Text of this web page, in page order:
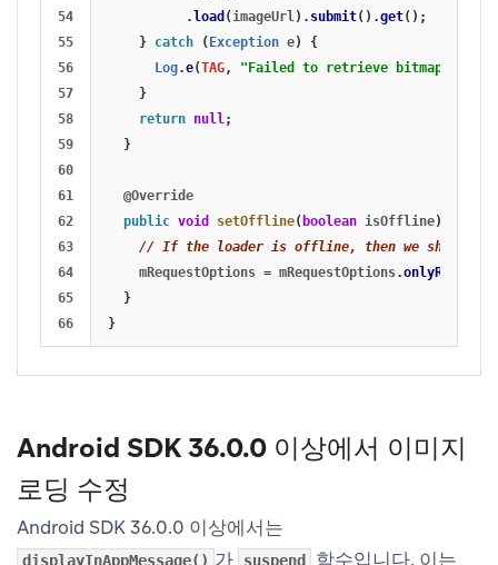
54
55
56
57
58
59
60
61
62
63
64
65
.load (imageUrl ). submit().get();
} catch (Exception e)
{
Log.e(TAG,
"Failed to retrieve bitmap at
}
return null ;
}
@Override
public void setOffline( boolean isOffline)
// If the loader is offline, then we should
mRequestOptions = mRequestOptions.
}
}
Android SDK 36.0.0 이상에서 이미지
로딩 수정
Android SDK 36.0.0 이상에서는
displayInAppMessage() 가 suspend 함수입니다. 이는